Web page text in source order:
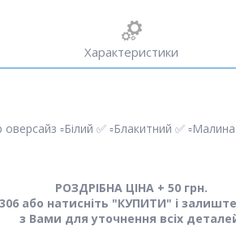
Характеристики
▫️Білий ✅ ▫️Блакитний ✅ ▫️Малина
РОЗДРІБНА ЦІНА + 50 грн.
або натисніть "КУПИТИ" і
з Вами для уточнення всіх